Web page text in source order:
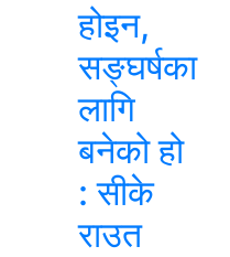
होइन,
सङ्घर्षका
लागि
बनेको हो
: सीके
राउत